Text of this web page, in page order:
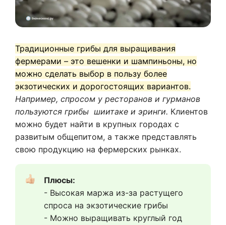
Традиционные грибы для выращивания
фермерами – это вешенки и шампиньоны, но
можно сделать выбор в пользу более
экзотических и дорогостоящих вариантов.
Например, спросом у ресторанов и гурманов
пользуются грибы шиитаке и эринги. Клиентов
можно будет найти в крупных городах с
развитым общепитом, а также представлять
свою продукцию на фермерских рынках.
Плюсы:
- Высокая маржа из-за растущего
спроса на экзотические грибы
- Можно выращивать круглый год